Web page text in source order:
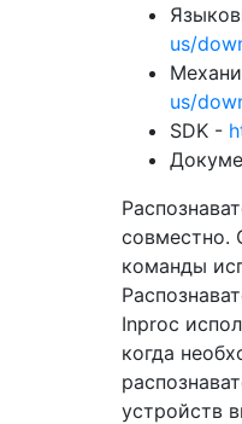
us/
us/
SDK -
совместно.
команды
Inproc
когда
устройств